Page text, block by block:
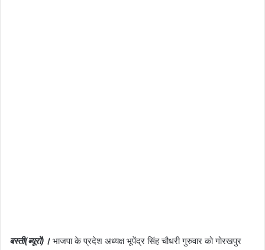
बस्ती(ब्यूरों)। भाजपा के प्रदेश अध्यक्ष भूपेंद्र सिंह चौधरी गुरुवार को गोरखपुर